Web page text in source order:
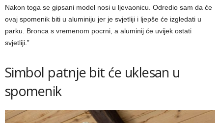
Nakon toga se gipsani model nosi u ljevaonicu. Odredio sam da će
ovaj spomenik biti u aluminiju jer je svjetliji i ljepše će izgledati u
parku. Bronca s vremenom pocrni, a aluminij će uvijek ostati
svjetliji.”
Simbol patnje bit će uklesan u
spomenik